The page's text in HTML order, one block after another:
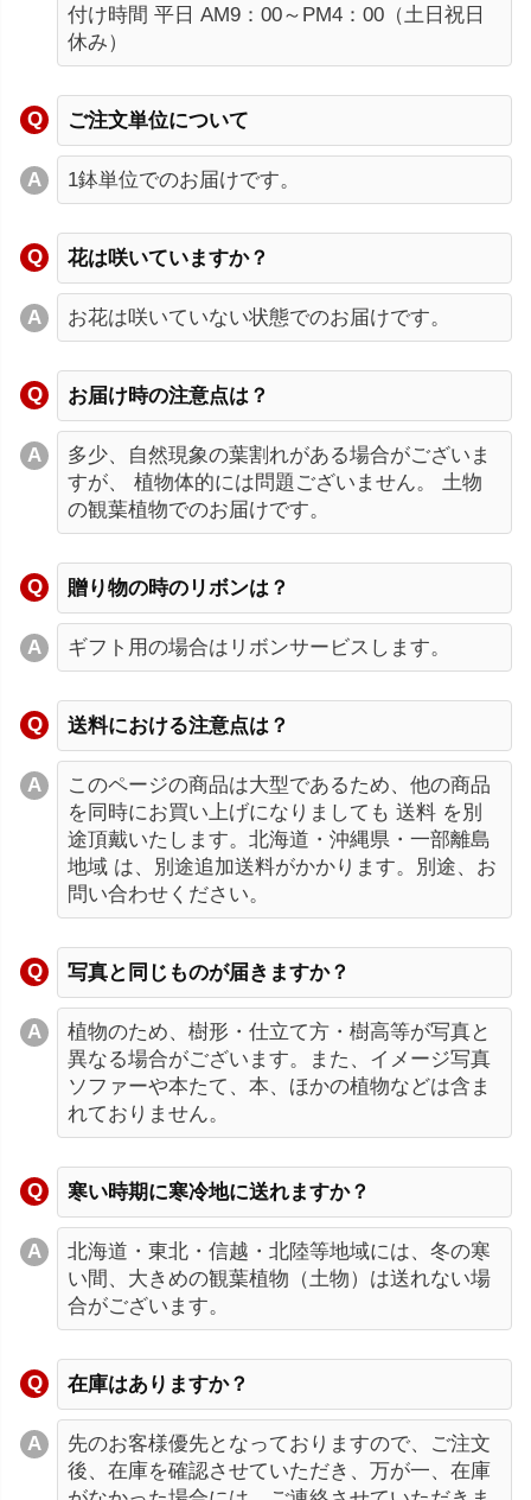
付け時間 平日 AM9：00～PM4：00（土日祝日
休み）
ご注文単位について
1鉢単位でのお届けです。
花は咲いていますか？
お花は咲いていない状態でのお届けです。
お届け時の注意点は？
多少、自然現象の葉割れがある場合がございま
すが、 植物体的には問題ございません。 土物
の観葉植物でのお届けです。
贈り物の時のリボンは？
ギフト用の場合はリボンサービスします。
送料における注意点は？
このページの商品は大型であるため、他の商品
を同時にお買い上げになりましても 送料 を別
途頂戴いたします。北海道・沖縄県・一部離島
地域 は、別途追加送料がかかります。別途、お
問い合わせください。
写真と同じものが届きますか？
植物のため、樹形・仕立て方・樹高等が写真と
異なる場合がございます。また、イメージ写真
ソファーや本たて、本、ほかの植物などは含ま
れておりません。
寒い時期に寒冷地に送れますか？
北海道・東北・信越・北陸等地域には、冬の寒
い間、大きめの観葉植物（土物）は送れない場
合がございます。
在庫はありますか？
先のお客様優先となっておりますので、ご注文
後、在庫を確認させていただき、万が一、在庫